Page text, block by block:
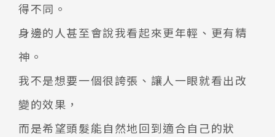
得不同。
身邊的人甚至會說我看起來更年輕、更有精
神。
我不是想要一個很誇張、讓人一眼就看出改
變的效果，
而是希望頭髮能自然地回到適合自己的狀